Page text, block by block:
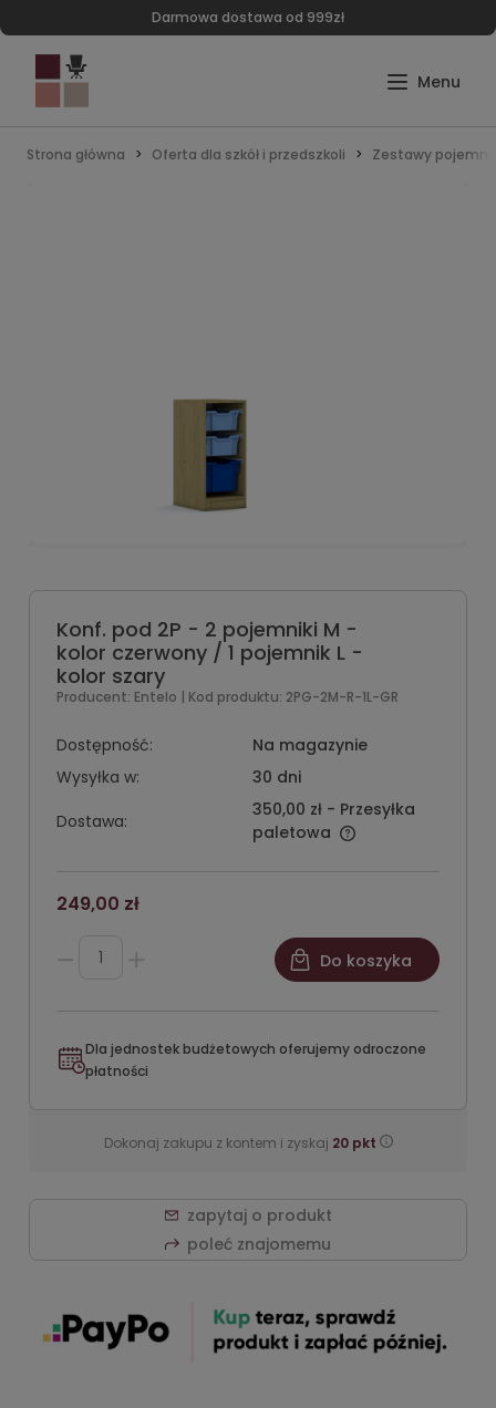
Darmowa dostawa od 999zł
Strona główna Oferta dla szkół i przedszkoli Zestawy
Konf. pod 2P - 2 pojemniki M -
kolor czerwony / 1 pojemnik L -
kolor szary
Producent: Entelo | Kod produktu: 2PG-2M-R-1L-GR
Dostępność:
Na magazynie
Wysyłka w:
30 dni
Dostawa:
350,00 zł - Przesyłka
paletowa
249,00 zł
Do koszyka
Dla jednostek budżetowych oferujemy odroczone
płatności
Dokonaj zakupu z kontem i zyskaj 20pkt
zapytaj o produkt
poleć znajomemu